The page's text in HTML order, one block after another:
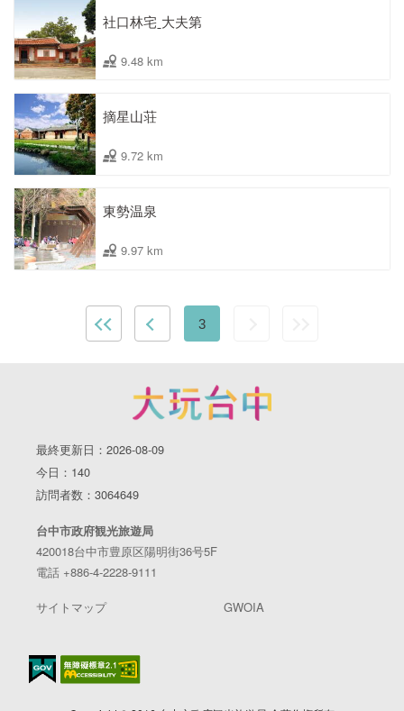
社口林宅ˍ大夫第
9.48 km
摘星山荘
9.72 km
東勢温泉
9.97 km
3
最終更新日：2026-08-09
今日：140
訪問者数：3064649
台中市政府観光旅遊局
420018台中市豊原区陽明街36号5F
電話 +886-4-2228-9111
サイトマップ GWOIA